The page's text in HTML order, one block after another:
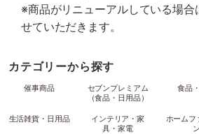
※商品がリニューアルしている場合
せていただきます。
カテゴリーから探す
催事商品
セブンプレミアム
（食品・日用品）
食品
生活雑貨・日用品
インテリア・家
具・家電
ホームフ
ン